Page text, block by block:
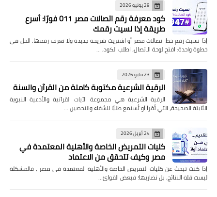
29 يونيو 2026
كود معرفة رقم اتصالات مصر 011 فورًا: أسرع
طريقة إذا نسيت رقمك
إذا نسيت رقم خط اتصالات مصر أو اشتريت شريحة جديدة ولا تعرف رقمها، الحل في
خطوة واحدة: افتح لوحة الاتصال، اطلب الكود، …
23 مايو 2026
الرقية الشرعية مكتوبة كاملة من القرآن والسنة
الرقية الشرعية هي مجموعة الآيات القرآنية والأدعية النبوية
الثابتة الصحيحة، التي تُقرأ أو تُستمع طلبًا للشفاء والتحصين …
24 أبريل 2026
كليات التمريض الخاصة والأهلية المعتمدة في
مصر وكيف تتحقق من الاعتماد
إذا كنت تبحث عن كليات التمريض الخاصة والأهلية المعتمدة في مصر ، فالمشكلة
ليست قلة النتائج، بل تضاربها؛ فبعض القوائ…